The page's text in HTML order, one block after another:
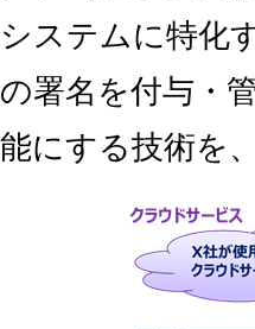
システムに特化
の署名を付与・
能にする技術を